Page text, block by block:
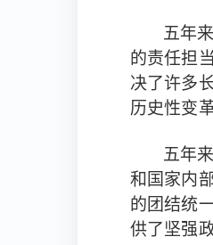
五年
的责任担
决了许多
历史性变
五年
和国家内
的团结统
供了坚强